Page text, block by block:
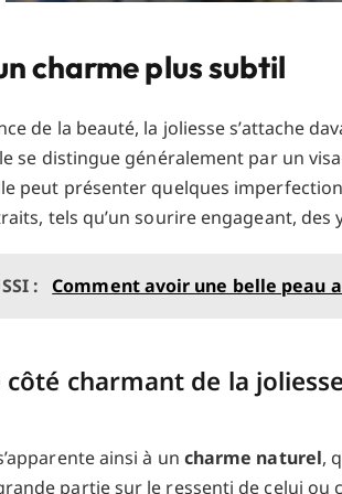
charme plus subtil
de la beauté, la joliesse s’attache
se distingue généralement par un
peut présenter quelques
tels qu’un sourire engageant,
: Comment avoir une belle peau
côté charmant de la
ainsi à un charme naturel,
partie sur le ressenti de celui